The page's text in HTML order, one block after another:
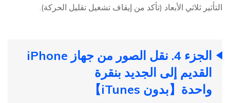
التأثير ثلاثي الأبعاد (تأكد من إيقاف تشغيل تقليل الحركة).
الجزء 4. نقل الصور من جهاز iPhone
القديم إلى الجديد بنقرة
واحدة【بدون iTunes】